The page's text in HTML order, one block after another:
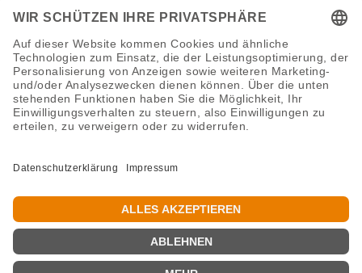
Neuigkeiten und Angebote via E-Mail
Abonnieren
Abmeldung jederzeit möglich.
Copyright 2016 - 2026 ©GroWidesign® | Rights Reserved |